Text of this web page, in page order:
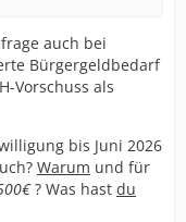
auch bei
Bürgergeldbedarf
Vorschuss als
bis Juni 2026
Warum und für
? Was hast du